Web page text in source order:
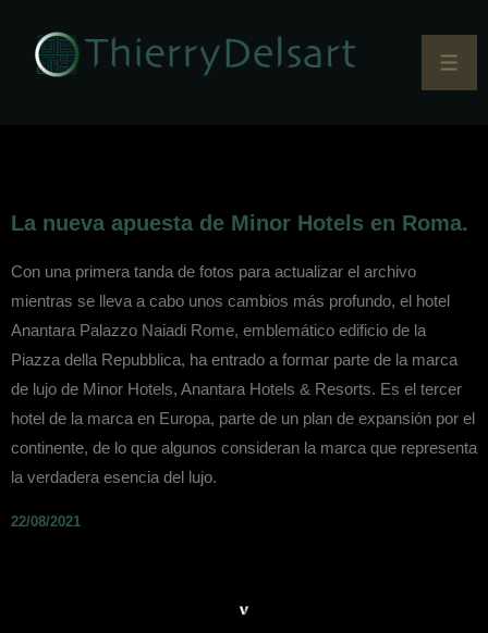
La nueva apuesta de Minor Hotels en Roma.
Con una primera tanda de fotos para actualizar el archivo
mientras se lleva a cabo unos cambios más profundo, el hotel
Anantara Palazzo Naiadi Rome, emblemático edificio de la
Piazza della Repubblica, ha entrado a formar parte de la marca
de lujo de Minor Hotels, Anantara Hotels & Resorts. Es el tercer
hotel de la marca en Europa, parte de un plan de expansión por el
continente, de lo que algunos consideran la marca que representa
la verdadera esencia del lujo.
22/08/2021